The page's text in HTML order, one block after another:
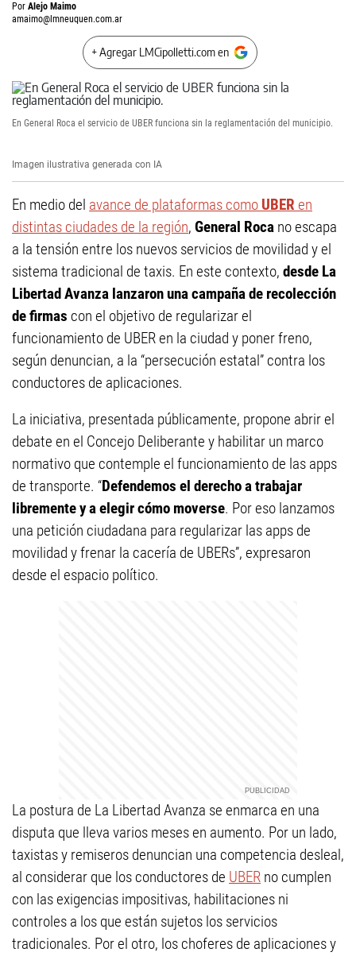
Por Alejo Maimo
amaimo@lmneuquen.com.ar
+ Agregar LMCipolletti.com en
En General Roca el servicio de UBER funciona sin la reglamentación del municipio.
Imagen ilustrativa generada con IA
En medio del avance de plataformas como UBER en
distintas ciudades de la región, General Roca no escapa
a la tensión entre los nuevos servicios de movilidad y el
sistema tradicional de taxis. En este contexto, desde La
Libertad Avanza lanzaron una campaña de recolección
de firmas con el objetivo de regularizar el
funcionamiento de UBER en la ciudad y poner freno,
según denuncian, a la “persecución estatal” contra los
conductores de aplicaciones.
La iniciativa, presentada públicamente, propone abrir el
debate en el Concejo Deliberante y habilitar un marco
normativo que contemple el funcionamiento de las apps
de transporte. “Defendemos el derecho a trabajar
libremente y a elegir cómo moverse. Por eso lanzamos
una petición ciudadana para regularizar las apps de
movilidad y frenar la cacería de UBERs”, expresaron
desde el espacio político.
La postura de La Libertad Avanza se enmarca en una
disputa que lleva varios meses en aumento. Por un lado,
taxistas y remiseros denuncian una competencia desleal,
al considerar que los conductores de UBER no cumplen
con las exigencias impositivas, habilitaciones ni
controles a los que están sujetos los servicios
tradicionales. Por el otro, los choferes de aplicaciones y